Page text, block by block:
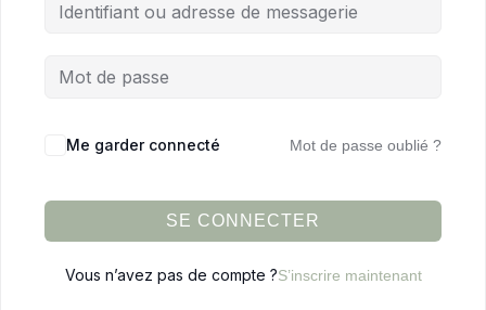
Me garder connecté Mot de passe oublié ?
SE CONNECTER
Vous n’avez pas de compte ?S’inscrire maintenant